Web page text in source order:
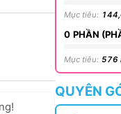
Mục tiêu:
0 PHẦN (
Mục tiêu: 576
QUYÊN